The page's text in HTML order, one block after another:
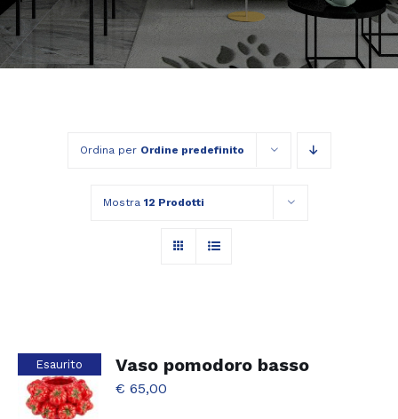
Ordina per Ordine predefinito
Mostra 12 Prodotti
Esaurito Vaso pomodoro basso
€ 65,00